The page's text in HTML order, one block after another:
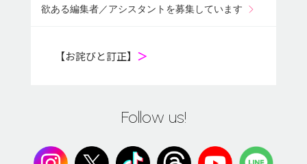
欲ある編集者／アシスタントを募集しています
【お詫びと訂正】 ＞
Follow us!